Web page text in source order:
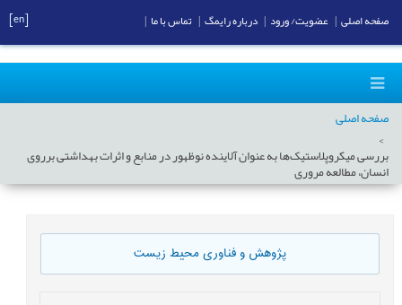
صفحه اصلی
بررسی میکروپلاستیک‌ها به عنوان آلاینده نوظهور در منابع و اثرات بهداشتی برروی
انسان، مطالعه مروری
پژوهش و فناوری محیط زیست
صفحه اصلی عضویت/ ورود درباره رایمگ تماس با ما